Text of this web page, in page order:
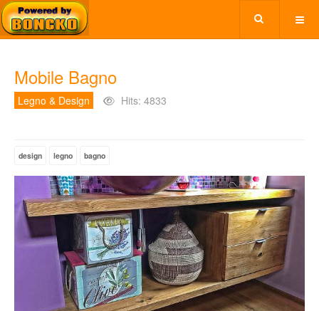
Mobile Bagno
Legno & Design Hits: 4833
design legno bagno